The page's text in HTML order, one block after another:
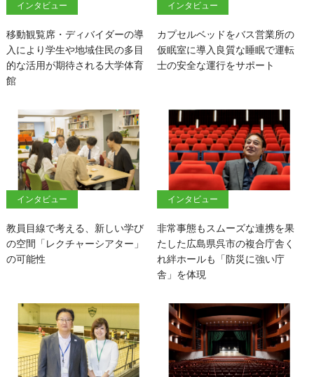
インタビュー
移動観覧席・ディバイダーの導
入により学生や地域住民の多目
的な活用が期待される大学体育
館
インタビュー
カプセルベッドをバス営業所の
仮眠室に導入良質な睡眠で運転
士の安全な運行をサポート
インタビュー
教員目線で考える、新しい学び
の空間「レクチャーシアター」
の可能性
インタビュー
非常事態もスムーズな連携を果
たした広島県呉市の複合庁舎く
れ絆ホールも「防災に強い庁
舎」を体現